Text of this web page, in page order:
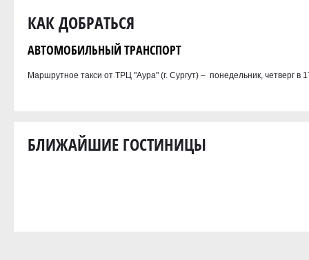
КАК ДОБРАТЬСЯ
АВТОМОБИЛЬНЫЙ ТРАНСПОРТ
Маршрутное такси от ТРЦ "Аура" (г. Сургут) – понедельник, четверг в
БЛИЖАЙШИЕ ГОСТИНИЦЫ